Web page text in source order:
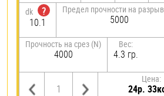
dk
?
10.1
Предел прочности на
5000
Прочность на срез (N)
4000
Вес:
4.3 гр.
Цена:
24р.